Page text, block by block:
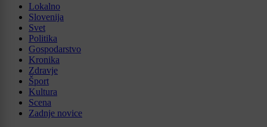
Lokalno
Slovenija
Svet
Politika
Gospodarstvo
Kronika
Zdravje
Šport
Kultura
Scena
Zadnje novice